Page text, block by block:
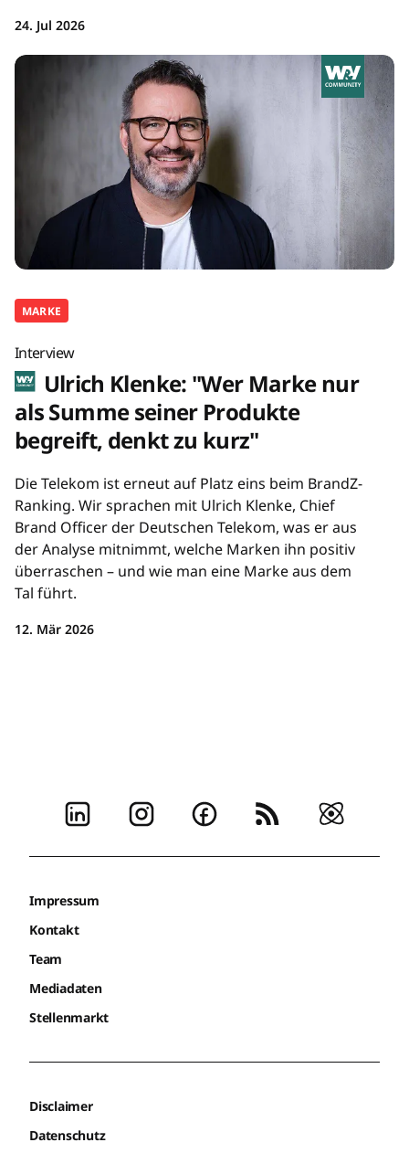
24. Jul 2026
MARKE
Interview
Ulrich Klenke: "Wer Marke nur
als Summe seiner Produkte
begreift, denkt zu kurz"
Die Telekom ist erneut auf Platz eins beim BrandZ-
Ranking. Wir sprachen mit Ulrich Klenke, Chief
Brand Officer der Deutschen Telekom, was er aus
der Analyse mitnimmt, welche Marken ihn positiv
überraschen – und wie man eine Marke aus dem
Tal führt.
12. Mär 2026
Impressum
Kontakt
Team
Mediadaten
Stellenmarkt
Disclaimer
Datenschutz